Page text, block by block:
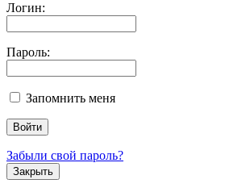
Логин:
Пароль:
Запомнить меня
Забыли свой пароль?
Закрыть